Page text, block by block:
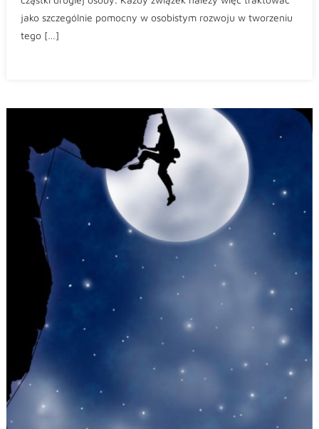
jako szczególnie pomocny w osobistym rozwoju w tworzeniu
tego […]